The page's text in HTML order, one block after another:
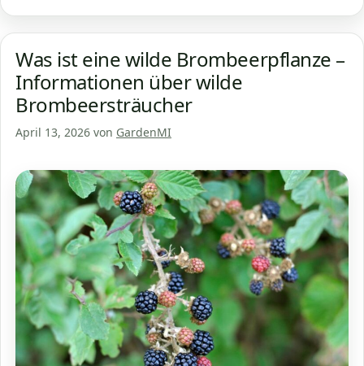
Was ist eine wilde Brombeerpflanze –
Informationen über wilde
Brombeersträucher
April 13, 2026 von GardenMI